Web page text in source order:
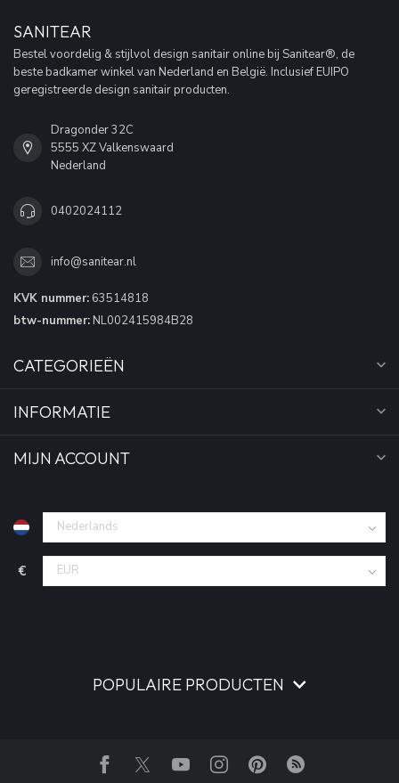
SANITEAR
Bestel voordelig & stijlvol design sanitair online bij Sanitear®, de
beste badkamer winkel van Nederland en België. Inclusief EUIPO
geregistreerde design sanitair producten.
Dragonder 32C
5555 XZ Valkenswaard
Nederland
0402024112
info@sanitear.nl
KVK nummer: 63514818
btw-nummer: NL002415984B28
CATEGORIEËN
INFORMATIE
MIJN ACCOUNT
€
POPULAIRE PRODUCTEN